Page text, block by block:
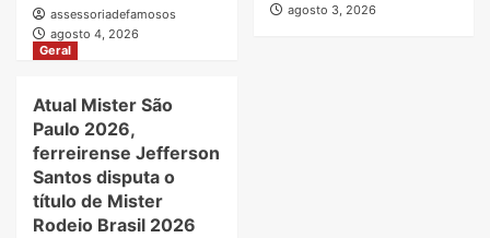
assessoriadefamosos
agosto 4, 2026
agosto 3, 2026
Geral
Atual Mister São
Paulo 2026,
ferreirense Jefferson
Santos disputa o
título de Mister
Rodeio Brasil 2026